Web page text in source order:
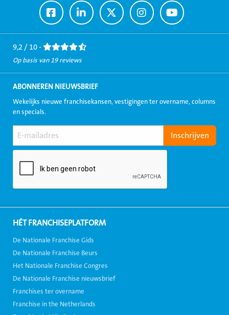
Ga
naar
Facebook
Ga
naar
LinkedIn
Ga
naar
Twitter
Ga
naar
Instagram
Ga
naar
Youtube
9,2 / 10 -
Op basis van 19 reviews
ABONNEREN NIEUWSBRIEF
Wekelijks nieuwe franchisekansen, vestigingen ter overname, columns
en specials.
HÉT FRANCHISEPLATFORM
De Nationale Franchise Gids
De Nationale Franchise Beurs
Het Nationale Franchise Congres
De Nationale Franchise nieuwsbrief
Franchises ter overname
Franchise in the Netherlands